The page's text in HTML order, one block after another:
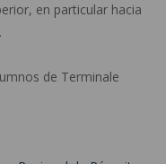
en particular hacia
de Terminale